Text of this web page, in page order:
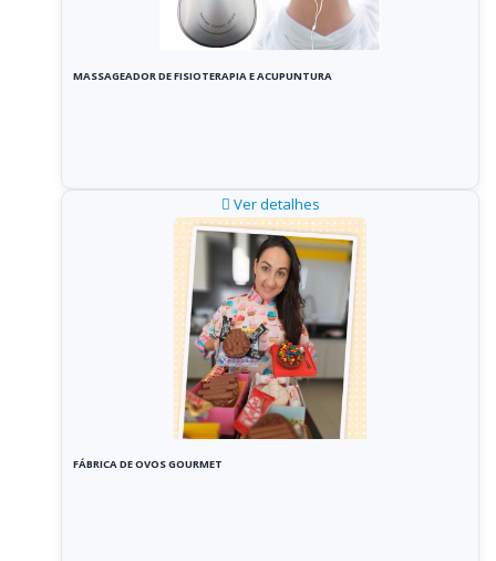
MASSAGEADOR DE FISIOTERAPIA E ACUPUNTURA
Ver detalhes
FÁBRICA DE OVOS GOURMET